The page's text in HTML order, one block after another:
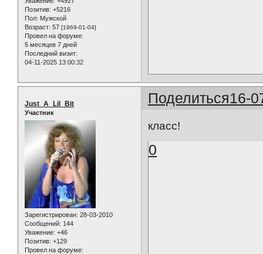
Позитив: +5216
Пол: Мужской
Возраст: 57 [1969-01-04]
Провел на форуме:
5 месяцев 7 дней
Последний визит:
04-11-2025 13:00:32
Поделиться16-
Just_A_Lil_Bit
Участник
Зарегистрирован: 28-03-2010
Сообщений: 144
Уважение: +46
Позитив: +129
Провел на форуме:
класс!
0